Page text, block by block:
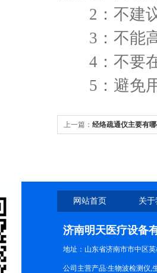
2：不建议
3：不能高
4：不要在
5：避免用
上一篇： 经络疏通仪主要有
网站首页 关
济南明天医疗设备
地址：山东省济南市市中区
公司主营产品:生物波检测仪,